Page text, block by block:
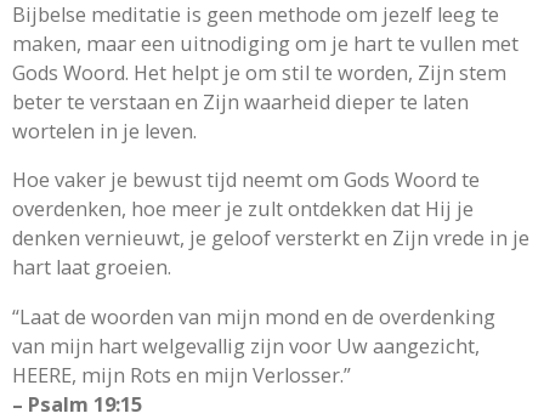
Bijbelse meditatie is geen methode om jezelf leeg te
maken, maar een uitnodiging om je hart te vullen met
Gods Woord. Het helpt je om stil te worden, Zijn stem
beter te verstaan en Zijn waarheid dieper te laten
wortelen in je leven.
Hoe vaker je bewust tijd neemt om Gods Woord te
overdenken, hoe meer je zult ontdekken dat Hij je
denken vernieuwt, je geloof versterkt en Zijn vrede in je
hart laat groeien.
“Laat de woorden van mijn mond en de overdenking
van mijn hart welgevallig zijn voor Uw aangezicht,
HEERE, mijn Rots en mijn Verlosser.”
– Psalm 19:15